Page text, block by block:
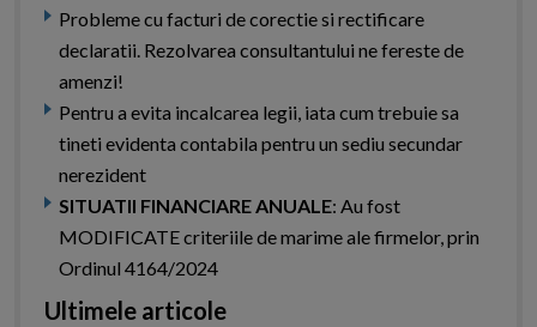
Probleme cu facturi de corectie si rectificare
declaratii. Rezolvarea consultantului ne fereste de
amenzi!
Pentru a evita incalcarea legii, iata cum trebuie sa
tineti evidenta contabila pentru un sediu secundar
nerezident
SITUATII FINANCIARE ANUALE: Au fost
MODIFICATE criteriile de marime ale firmelor, prin
Ordinul 4164/2024
Ultimele articole